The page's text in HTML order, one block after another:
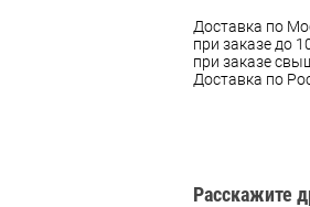
Доставка по
при заказе до
при заказе
Доставка по
Расскажите